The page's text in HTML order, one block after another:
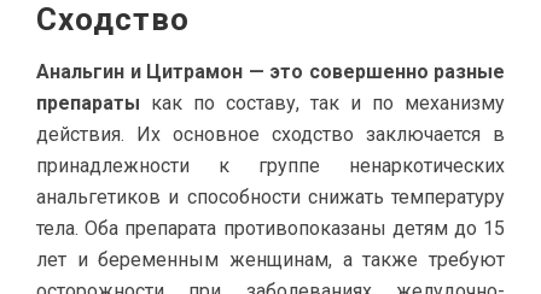
Сходство
Анальгин и Цитрамон — это совершенно разные
препараты как по составу, так и по механизму
действия. Их основное сходство заключается в
принадлежности к группе ненаркотических
анальгетиков и способности снижать температуру
тела. Оба препарата противопоказаны детям до 15
лет и беременным женщинам, а также требуют